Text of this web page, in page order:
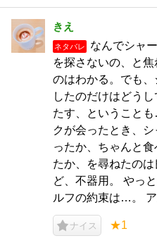
きえ
ネタバレ
なんでシャ
を探さないの、と
のはわかる。でも
したのだけはどう
たす、ということ
クが会ったとき、
ったか、ちゃんと
たか、を尋ねたの
ど、不器用。 やっ
ルフの約束は…。
ナイス ★1